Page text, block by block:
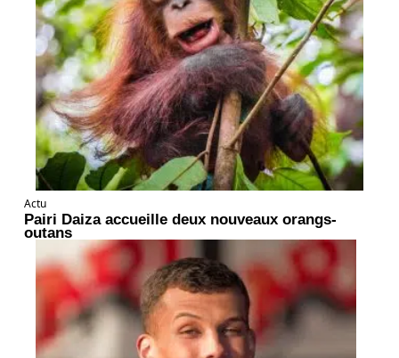
Actu
Pairi Daiza accueille deux nouveaux orangs-
outans